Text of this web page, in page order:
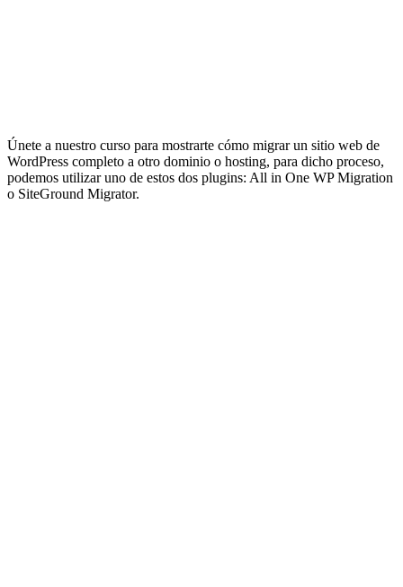
Únete a nuestro curso para mostrarte cómo migrar un sitio web de
WordPress completo a otro dominio o hosting, para dicho proceso,
podemos utilizar uno de estos dos plugins: All in One WP Migration
o SiteGround Migrator.